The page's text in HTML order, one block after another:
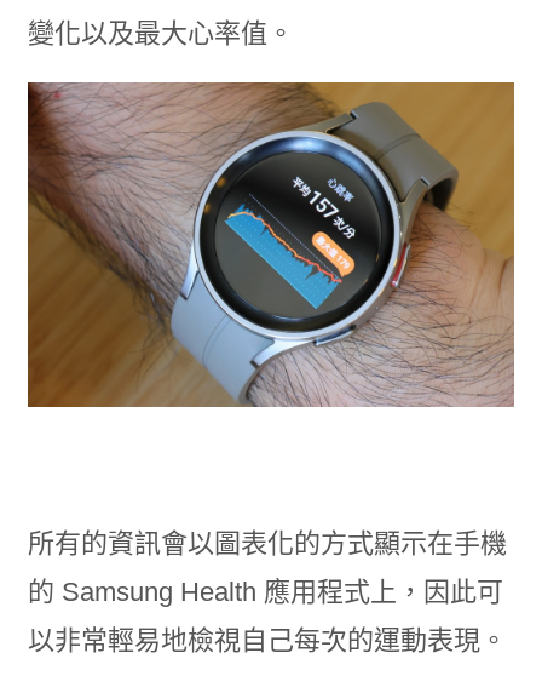
變化以及最大心率值。
所有的資訊會以圖表化的方式顯示在手機
的 Samsung Health 應用程式上，因此可
以非常輕易地檢視自己每次的運動表現。